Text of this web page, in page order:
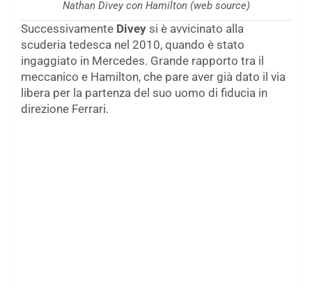
Nathan Divey con Hamilton (web source)
Successivamente Divey si è avvicinato alla
scuderia tedesca nel 2010, quando è stato
ingaggiato in Mercedes. Grande rapporto tra il
meccanico e Hamilton, che pare aver già dato il via
libera per la partenza del suo uomo di fiducia in
direzione Ferrari.